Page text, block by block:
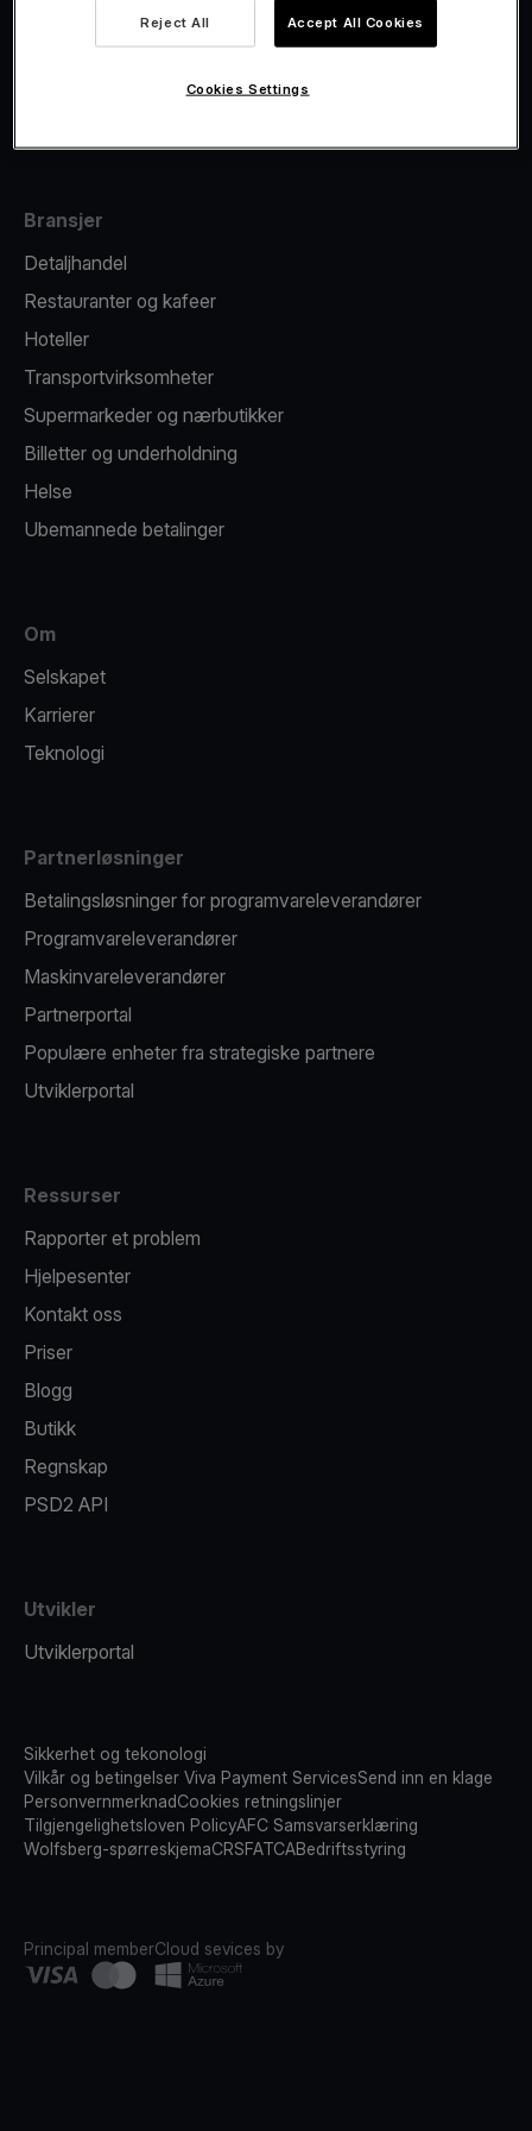
Fiskalisering
Bransjer
Detaljhandel
Restauranter og kafeer
Hoteller
Transportvirksomheter
Supermarkeder og nærbutikker
Billetter og underholdning
Helse
Ubemannede betalinger
Om
Selskapet
Karrierer
Teknologi
Partnerløsninger
Betalingsløsninger for programvareleverandører
Programvareleverandører
Maskinvareleverandører
Partnerportal
Populære enheter fra strategiske partnere
Utviklerportal
Ressurser
Rapporter et problem
Hjelpesenter
Kontakt oss
Priser
Blogg
Butikk
Regnskap
PSD2 API
Utvikler
Utviklerportal
Sikkerhet og tekonologi
Vilkår og betingelser Viva Payment ServicesSend inn en klage
PersonvernmerknadCookies retningslinjer
Tilgjengelighetsloven PolicyAFC Samsvarserklæring
Wolfsberg-spørreskjemaCRSFATCABedriftsstyring
Principal memberCloud sevices by
Reject All Accept All Cookies
Cookies Settings